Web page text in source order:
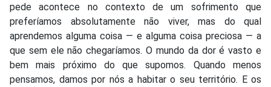
pede acontece no contexto de um sofrimento que
preferíamos absolutamente não viver, mas do qual
aprendemos alguma coisa — e alguma coisa preciosa — a
que sem ele não chegaríamos. O mundo da dor é vasto e
bem mais próximo do que supomos. Quando menos
pensamos, damos por nós a habitar o seu território. E os